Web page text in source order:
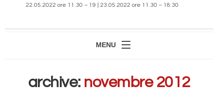
22.05.2022 ore 11.30 – 19 | 23.05.2022 ore 11.30 – 18:30
MENU
MANIFESTAZIONE
archive: novembre 2012